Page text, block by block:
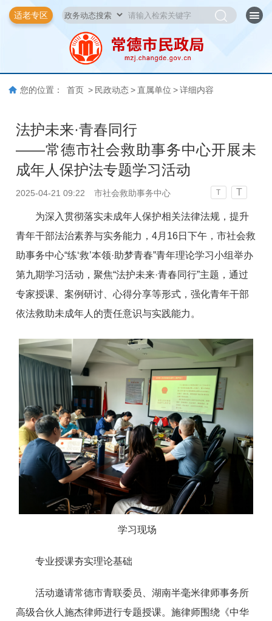
适老专区
您的位置： 首页 > 民政动态 > 直属单位 > 详细内容
法护未来·青春同行
——常德市社会救助事务中心开展未
成年人保护法专题学习活动
2025-04-21 09:22 市社会救助事务中心 T T
为深入贯彻落实未成年人保护相关法律法规，提升
青年干部法治素养与实务能力，4月16日下午，市社会救
助事务中心“练‘救’本领·助梦青春”青年理论学习小组举办
第九期学习活动，聚焦“法护未来·青春同行”主题，通过
专家授课、案例研讨、心得分享等形式，强化青年干部
依法救助未成年人的责任意识与实践能力。
学习现场
专业授课夯实理论基础
活动邀请常德市青联委员、湖南半毫米律师事务所
高级合伙人施杰律师进行专题授课。施律师围绕《中华